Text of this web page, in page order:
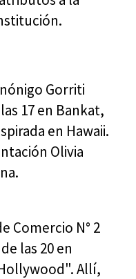
Gorriti
17 en Bankat,
en Hawaii.
Olivia
Comercio N° 2
las 20 en
Allí,